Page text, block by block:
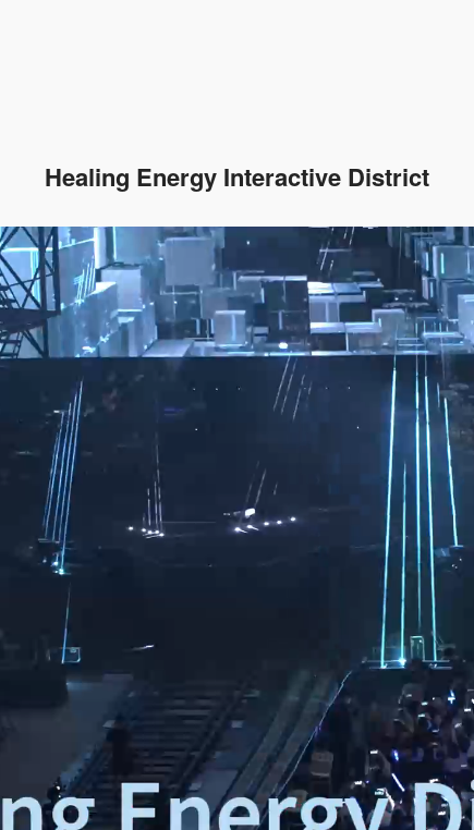
Healing Energy Interactive District